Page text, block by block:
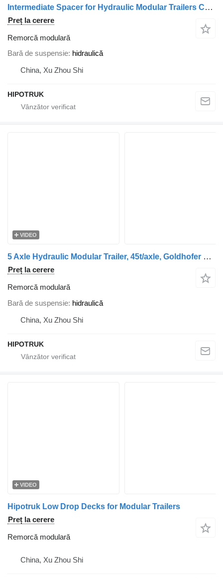
Intermediate Spacer for Hydraulic Modular Trailers Compatible w
Preț la cerere
Remorcă modulară
Bară de suspensie hidraulică
China, Xu Zhou Shi
HIPOTRUK
VIDEO
5 Axle Hydraulic Modular Trailer, 45t/axle, Goldhofer THP/SL Com
Preț la cerere
Remorcă modulară
Bară de suspensie hidraulică
China, Xu Zhou Shi
HIPOTRUK
VIDEO
Hipotruk Low Drop Decks for Modular Trailers
Preț la cerere
Remorcă modulară
China, Xu Zhou Shi